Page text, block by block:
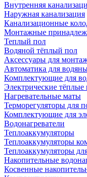
Внутренняя
Наружная канализация
Канализационные
Монтажные
Теплый пол
Водяной тёплый пол
Аксессуары для
Автоматика для
Комплектующие для
Электрические
Нагревательные маты
Терморегуляторы для
Комплектующие для
Водонагреватели
Теплоаккумуляторы
Теплоаккумуляторы
Теплоаккумуляторы
Накопительные
Косвенные